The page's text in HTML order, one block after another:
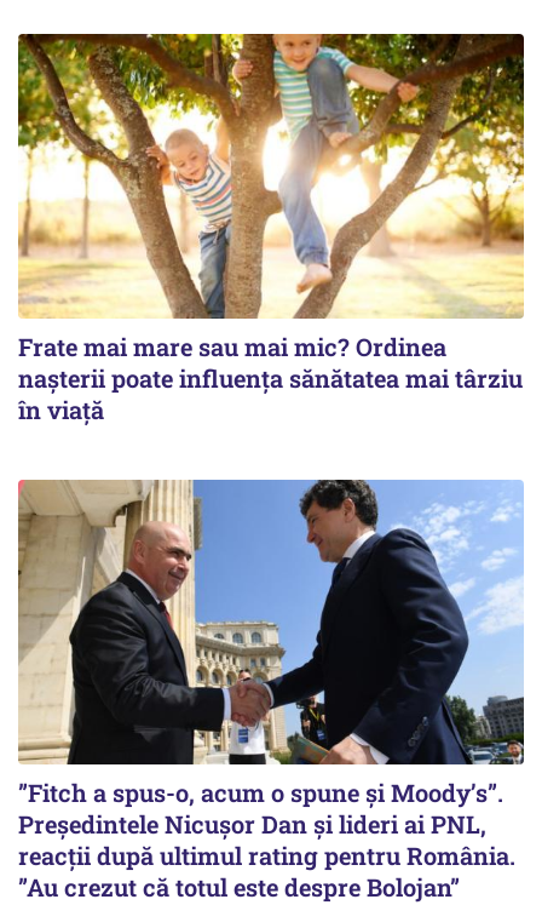
Frate mai mare sau mai mic? Ordinea
nașterii poate influența sănătatea mai târziu
în viață
”Fitch a spus-o, acum o spune și Moody’s”.
Președintele Nicușor Dan și lideri ai PNL,
reacții după ultimul rating pentru România.
”Au crezut că totul este despre Bolojan”